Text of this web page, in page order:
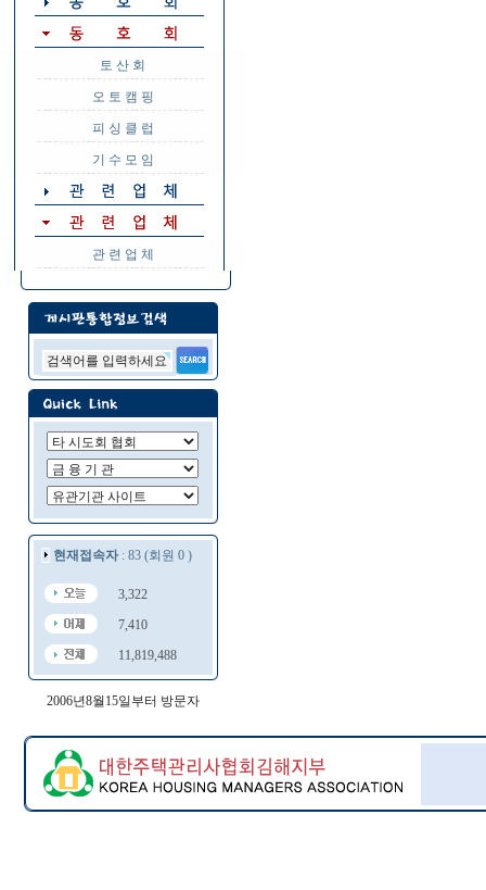
토 산 회
오 토 캠 핑
피 싱 클 럽
기 수 모 임
관 련 업 체
현재접속자: 83 (회원 0 )
3,322
7,410
11,819,488
2006년8월15일부터 방문자